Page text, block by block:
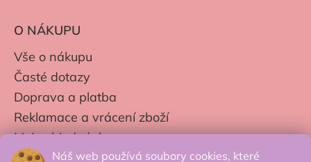
Náš web používá soubory cookies, které
O NÁKUPU
Vše o nákupu
Časté dotazy
Doprava a platba
Reklamace a vrácení zboží
Moje objednávky
Obchodní podmínky